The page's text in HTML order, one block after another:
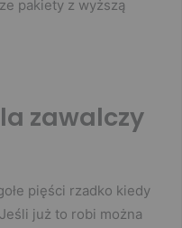
pakiety z wyższą
zawalczy
pięści rzadko kiedy
już to robi można